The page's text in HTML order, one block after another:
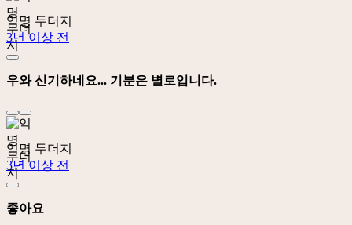
익명 두더지
3년 이상 전
우와 신기하네요... 기분은 별로입니다.
익명 두더지
3년 이상 전
좋아요